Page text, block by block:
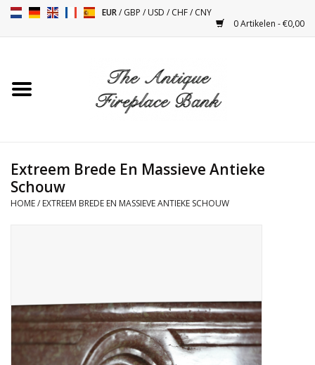
EUR/GBP /USD /CHF/CNY
0 Artikelen - €0,00
Toebehoren
Kacheltjes
Decoratieve Outdoor
Objecten
Extreem Brede En Massieve Antieke
Schouw
HOME/ EXTREEM BREDE EN MASSIEVE ANTIEKE SCHOUW